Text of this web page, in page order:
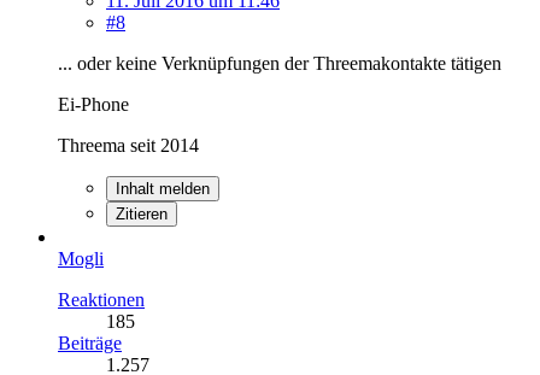
#8
... oder keine Verknüpfungen der Threemakontakte tätigen
Ei-Phone
Threema seit 2014
Inhalt melden
Zitieren
Mogli
Reaktionen
185
Beiträge
1.257